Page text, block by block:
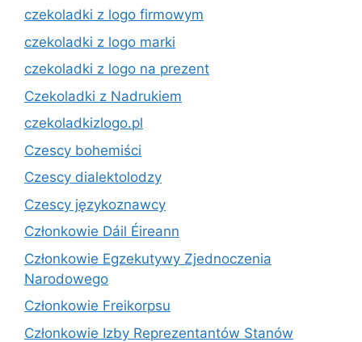
czekoladki z logo firmowym
czekoladki z logo marki
czekoladki z logo na prezent
Czekoladki z Nadrukiem
czekoladkizlogo.pl
Czescy bohemiści
Czescy dialektolodzy
Czescy językoznawcy
Członkowie Dáil Éireann
Członkowie Egzekutywy Zjednoczenia
Narodowego
Członkowie Freikorpsu
Członkowie Izby Reprezentantów Stanów